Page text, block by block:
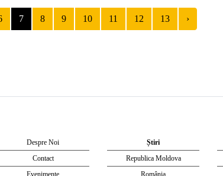
7 8 9 10 11 12 13 ›
Despre Noi
Contact
Evenimente
Știri
Republica Moldova
România